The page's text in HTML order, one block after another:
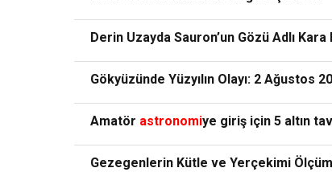
Derin Uzayda Sauron’un Gözü Adlı
Gökyüzünde Yüzyılın Olayı: 2 Ağustos
Amatör astronomiye giriş için 5 altın
Gezegenlerin Kütle ve Yerçekimi